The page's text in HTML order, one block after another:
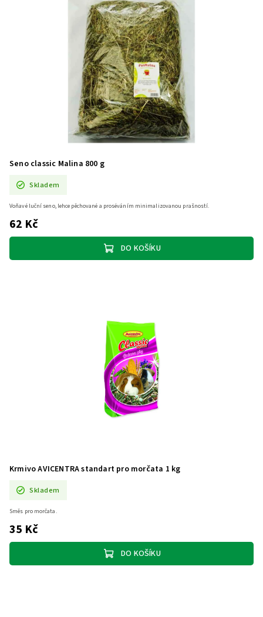
Seno classic Malina 800 g
Skladem
62 Kč
DO KOŠÍKU
Voňavé luční seno, lehce pěchované a proséváním minimalizovanou prašností.
Krmivo AVICENTRA standart pro morčata 1 kg
Skladem
35 Kč
DO KOŠÍKU
Směs pro morčata.